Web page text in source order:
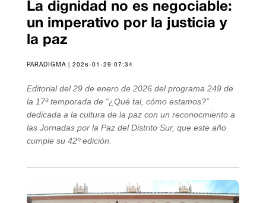
La dignidad no es negociable:
un imperativo por la justicia y
la paz
PARADIGMA | 2026-01-29 07:34
Editorial del 29 de enero de 2026 del programa 249 de
la 17ª temporada de “¿Qué tal, cómo estamos?”
dedicada a la cultura de la paz con un reconocmiento a
las Jornadas por la Paz del Distrito Sur, que este año
cumple su 42º edición.